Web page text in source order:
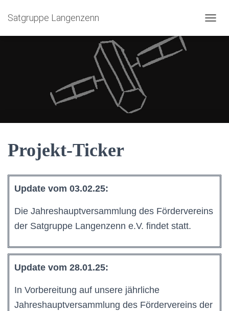
Satgruppe Langenzenn
Projekt-Ticker
Update vom 03.02.25:
Die Jahreshauptversammlung des Fördervereins
der Satgruppe Langenzenn e.V. findet statt.
Update vom 28.01.25:
In Vorbereitung auf unsere jährliche
Jahreshauptversammlung des Fördervereins der